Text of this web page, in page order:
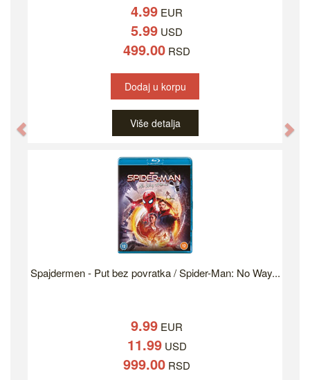
4.99 EUR
5.99 USD
499.00 RSD
Dodaj u korpu
Više detalja
Spajdermen - Put bez povratka / Spider-Man: No Way...
9.99 EUR
11.99USD
999.00 RSD